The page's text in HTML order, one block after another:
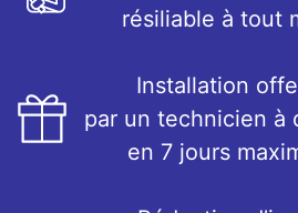
résiliable à tout
Installation
par un technicien à
en 7 jours